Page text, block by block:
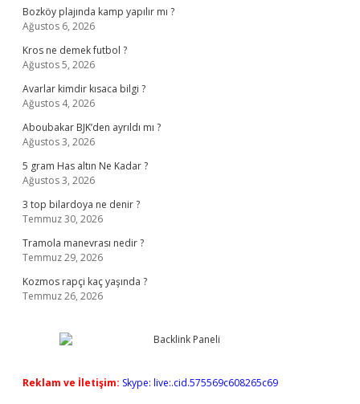
Bozköy plajında kamp yapılır mı ?
Ağustos 6, 2026
Kros ne demek futbol ?
Ağustos 5, 2026
Avarlar kimdir kısaca bilgi ?
Ağustos 4, 2026
Aboubakar BJK’den ayrıldı mı ?
Ağustos 3, 2026
5 gram Has altın Ne Kadar ?
Ağustos 3, 2026
3 top bilardoya ne denir ?
Temmuz 30, 2026
Tramola manevrası nedir ?
Temmuz 29, 2026
Kozmos rapçi kaç yaşında ?
Temmuz 26, 2026
Reklam ve İletişim: Skype: live:.cid.575569c608265c69